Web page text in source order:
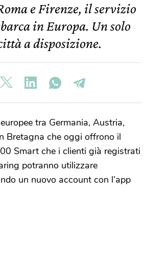
e Firenze, il servizio
in Europa. Un solo
a disposizione.
tra Germania, Austria,
Bretagna che oggi offrono il
Smart che i clienti già registrati
potranno utilizzare
un nuovo account con l’app